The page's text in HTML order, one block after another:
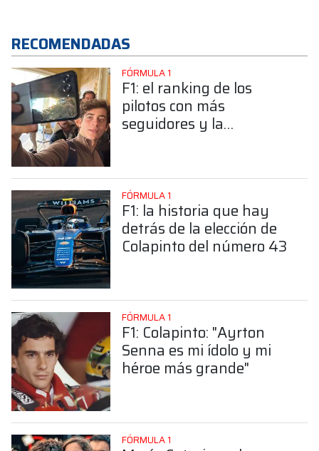
RECOMENDADAS
FÓRMULA 1
F1: el ranking de los
pilotos con más
seguidores y la
FÓRMULA 1
F1: la historia que hay
detrás de la elección de
Colapinto del número 43
FÓRMULA 1
F1: Colapinto: "Ayrton
Senna es mi ídolo y mi
héroe más grande"
FÓRMULA 1